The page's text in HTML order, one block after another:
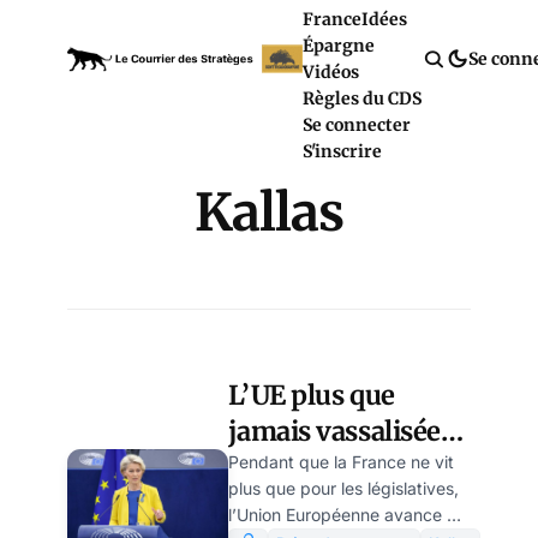
FranceIdées
Épargne
Vidéos
Règles du CDS
Se connecter
S'inscrire
Se
Kallas
L’UE plus que
jamais vassalisée
par les USA
Pendant que la France ne vit
plus que pour les législatives,
l’Union Européenne avance et